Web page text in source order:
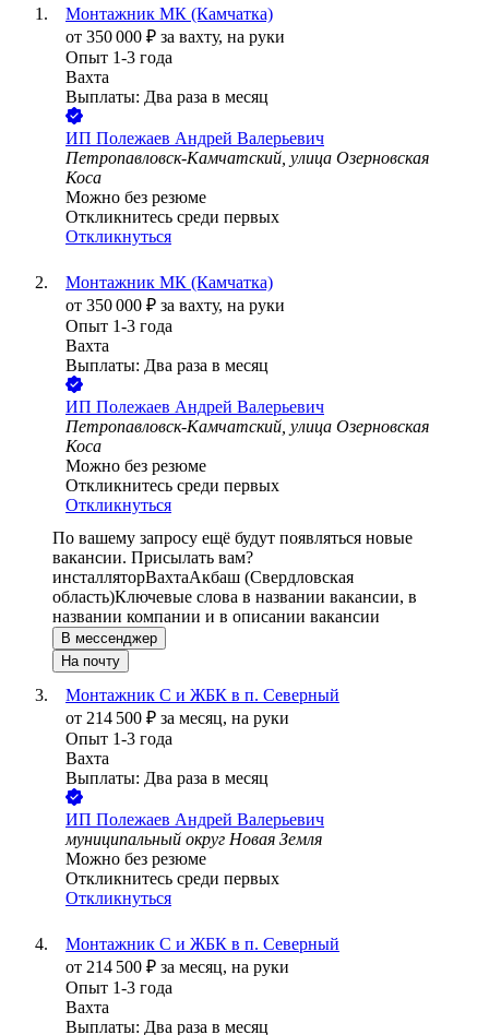
Монтажник МК (Камчатка)
от 350 000 ₽ за вахту, на руки
Опыт 1-3 года
Вахта
Выплаты: Два раза в месяц
ИП Полежаев Андрей Валерьевич
Петропавловск-Камчатский, улица Озерновская
Коса
Можно без резюме
Откликнитесь среди первых
Откликнуться
Монтажник МК (Камчатка)
от 350 000 ₽ за вахту, на руки
Опыт 1-3 года
Вахта
Выплаты: Два раза в месяц
ИП Полежаев Андрей Валерьевич
Петропавловск-Камчатский, улица Озерновская
Коса
Можно без резюме
Откликнитесь среди первых
Откликнуться
По вашему запросу ещё будут появляться новые
вакансии. Присылать вам?
инсталляторВахтаАкбаш (Свердловская
область)Ключевые слова в названии вакансии, в
названии компании и в описании вакансии
В мессенджер
На почту
Монтажник С и ЖБК в п. Северный
от 214 500 ₽ за месяц, на руки
Опыт 1-3 года
Вахта
Выплаты: Два раза в месяц
ИП Полежаев Андрей Валерьевич
муниципальный округ Новая Земля
Можно без резюме
Откликнитесь среди первых
Откликнуться
Монтажник С и ЖБК в п. Северный
от 214 500 ₽ за месяц, на руки
Опыт 1-3 года
Вахта
Выплаты: Два раза в месяц